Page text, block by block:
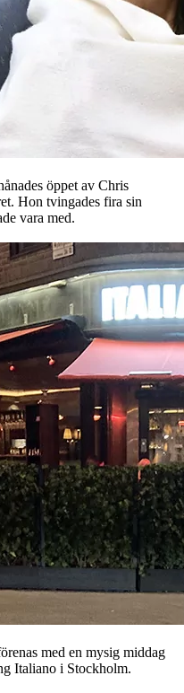
öppet av Chris
Hon tvingades fira sin
vara med.
med en mysig middag
Italiano i Stockholm.